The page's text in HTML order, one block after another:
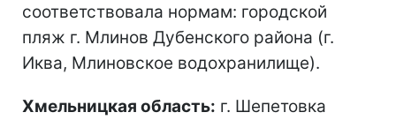
соответствовала нормам: городской
пляж г. Млинов Дубенского района (г.
Иква, Млиновское водохранилище).
Хмельницкая область: г. Шепетовка